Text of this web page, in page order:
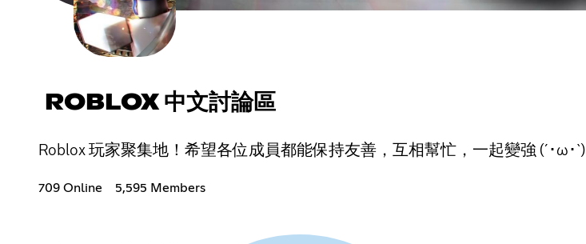
ROBLOX 中文討論區
Roblox 玩家聚集地！希望各位成員都能保持友善，互相幫忙，一起變強 (´･ω･`)
709 Online 5,595 Members